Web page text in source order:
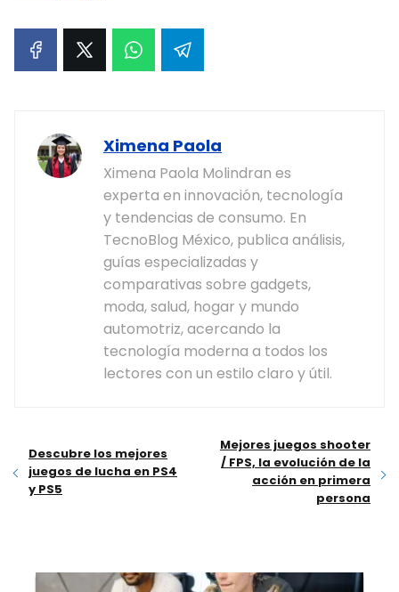
Ximena Paola
Ximena Paola Molindran es
experta en innovación, tecnología
y tendencias de consumo. En
TecnoBlog México, publica análisis,
guías especializadas y
comparativas sobre gadgets,
moda, salud, hogar y mundo
automotriz, acercando la
tecnología moderna a todos los
lectores con un estilo claro y útil.
Descubre los mejores
juegos de lucha en PS4
y PS5
Mejores juegos shooter
/ FPS, la evolución de la
acción en primera
persona